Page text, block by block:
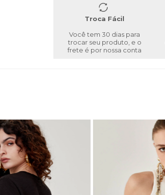
Troca Fácil
Você tem 30 dias para
trocar seu produto, e o
frete é por nossa conta